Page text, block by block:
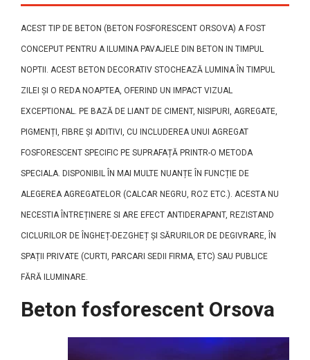
ACEST TIP DE BETON (BETON FOSFORESCENT ORSOVA) A FOST
CONCEPUT PENTRU A ILUMINA PAVAJELE DIN BETON IN TIMPUL
NOPTII. ACEST BETON DECORATIV STOCHEAZĂ LUMINA ÎN TIMPUL
ZILEI ȘI O REDA NOAPTEA, OFERIND UN IMPACT VIZUAL
EXCEPTIONAL. PE BAZĂ DE LIANT DE CIMENT, NISIPURI, AGREGATE,
PIGMENȚI, FIBRE ȘI ADITIVI, CU INCLUDEREA UNUI AGREGAT
FOSFORESCENT SPECIFIC PE SUPRAFAȚĂ PRINTR-O METODA
SPECIALA. DISPONIBIL ÎN MAI MULTE NUANȚE ÎN FUNCȚIE DE
ALEGEREA AGREGATELOR (CALCAR NEGRU, ROZ ETC.). ACESTA NU
NECESTIA ÎNTREȚINERE SI ARE EFECT ANTIDERAPANT, REZISTAND
CICLURILOR DE ÎNGHEȚ-DEZGHEȚ ȘI SĂRURILOR DE DEGIVRARE, ÎN
SPAȚII PRIVATE (CURTI, PARCARI SEDII FIRMA, ETC) SAU PUBLICE
FĂRĂ ILUMINARE.
Beton fosforescent Orsova